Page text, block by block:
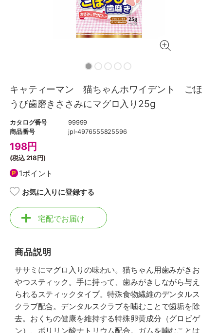
キャティーマン 猫ちゃんホワイデント ごほ
うび歯磨きささみにマグロ入り25g
カタログ番号
99999
商品番号
jpl-4976555825596
198円
(税込218円)
1ポイント
お気に入りに登録する
宅配でお届け
商品説明
ササミにマグロ入りの味わい。猫ちゃん用歯みがきお
やつスティック。手に持って、歯みがきしながら与え
られるスティックタイプ。特殊食物繊維のデンタルス
クラブ配合。デンタルスクラブを噛むことで歯垢を除
去。おくちの健康を維持する特殊卵黄成分（グロビゲ
ン）、ポリリン酸ナトリウム配合。ガムを噛むことは